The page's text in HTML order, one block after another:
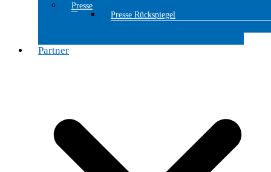
Presse
Presse Rückspiegel
Partner